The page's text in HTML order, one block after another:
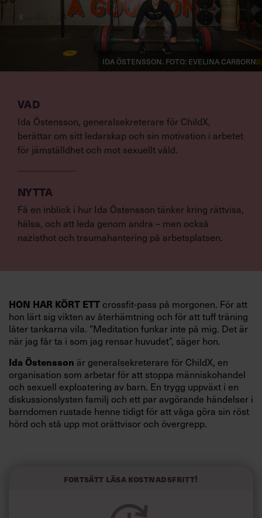
VAD
Ida Östensson, generalsekreterare för ChildX,
berättar om sitt ledarskap och sin motivation i arbetet
för jämställdhet och mot sexuellt våld.
NYTTA
Få en inblick i hur Ida Östensson tänker kring rättvisa,
hälsa, och att leda genom andra – men också
nazisthot och traumahantering på arbetsplatsen.
Ida Östensson. Foto: Evelina Carborn.
HON HAR KÖRT ETT crossfit-pass på morgonen. För att
hon lärt sig vikten av återhämtning och för att tuff träning
låter tankarna vila. ”Meditation funkar inte på mig. Det är
när jag får ta i som jag rensar huvudet”, säger hon.
Ida Östensson är generalsekreterare för ChildX, en
organisation som arbetar för att stoppa människohandel
och sexuell exploatering av barn. En trygg uppväxt i en
diskussionslysten familj och ett par avgörande händelser i
barndomen rustade henne tidigt för att våga göra sin röst
hörd och stå upp mot orättvisor och övergrepp.
”Jag ältar inte problem, jag löser dem”, säger hon.
Fortsätt läsa kostnadsfritt!